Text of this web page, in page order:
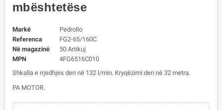
mbështetëse
Markë
Pedrollo
Referenca
FG2-65/160C
Në magazinë
50 Artikuj
MPN
4FG6516C010
Shkalla e rrjedhjes deri në 132 l/min. Kryqëzimi deri në 32 metra.
PA MOTOR.